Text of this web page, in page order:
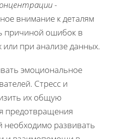
-
внимание к деталям
причиной ошибок в
или при анализе данных.
эмоциональное
Стресс и
их общую
предотвращения
необходимо развивать